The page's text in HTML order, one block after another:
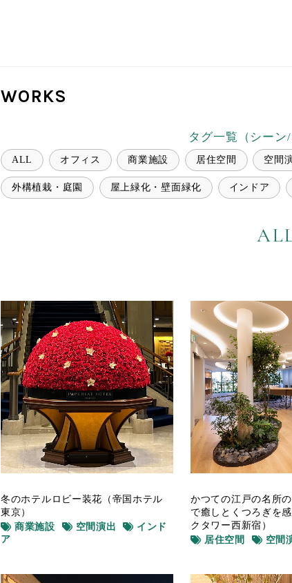
WORKS
タグ一覧（シーン/
ALL オフィス 商業施設 居住空間 空間
外構植栽・庭園 屋上緑化・壁面緑化 インドア
冬のホテルロビー装花（帝国ホテル
東京）
商業施設
空間演出
インド
ア
かつての江戸の名所
で癒しとくつろぎを
クタワー西新宿）
居住空間
空間